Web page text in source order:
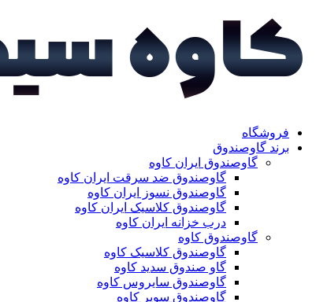
فروشگاه
برند گاوصندوق
گاوصندوق ایران کاوه
گاوصندوق ضد سرقت ایران کاوه
گاوصندوق نسوز ایران کاوه
گاوصندوق کلاسیک ایران کاوه
درب خزانه ایران کاوه
گاوصندوق کاوه
گاوصندوق کلاسیک کاوه
گاو صندوق سدید کاوه
گاوصندوق سایروس کاوه
گاوصندوق سوپر کاوه